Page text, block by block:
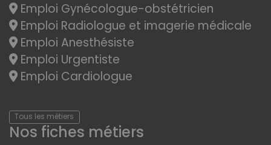
Emploi Gynécologue-obstétricien
Emploi Radiologue et imagerie médicale
Emploi Anesthésiste
Emploi Urgentiste
Emploi Cardiologue
Tous les métiers
Nos fiches métiers